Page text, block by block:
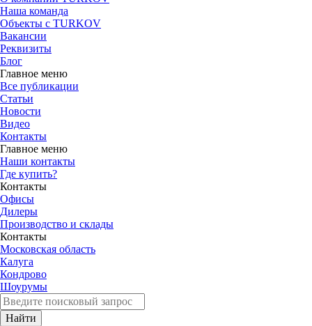
Наша команда
Объекты с TURKOV
Вакансии
Реквизиты
Блог
Главное меню
Все публикации
Статьи
Новости
Видео
Контакты
Главное меню
Наши контакты
Где купить?
Контакты
Офисы
Дилеры
Производство и склады
Контакты
Московская область
Калуга
Кондрово
Шоурумы
Найти